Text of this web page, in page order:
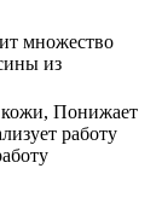
множество
из
кожи, Понижает
работу